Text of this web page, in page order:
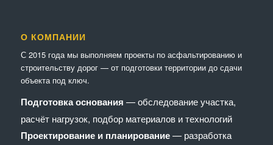
О КОМПАНИИ
С 2015 года мы выполняем проекты по асфальтированию и
строительству дорог — от подготовки территории до сдачи
объекта под ключ.
Подготовка основания — обследование участка,
расчёт нагрузок, подбор материалов и технологий
Проектирование и планирование— разработка